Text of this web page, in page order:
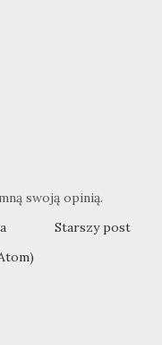
swoją opinią.
Starszy post